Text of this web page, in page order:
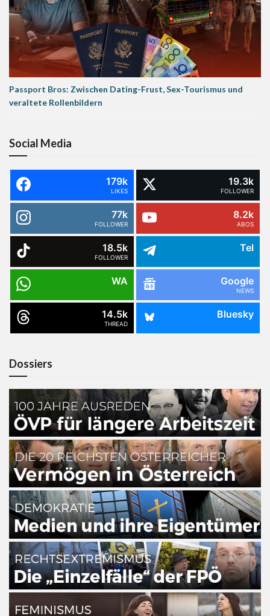
Passport Bros: Zwischen Dating-Frust, Sex-Tourismus und
veraltete Rollenbildern
Social Media
179k
LIKES
19.3k
FOLLOWER
77k
FOLLOWER
8.2k
ABOS
18.5k
FOLLOWER
Tel
WA Google
NEWS
14.5k
THREAD
Bluesky
Dossiers